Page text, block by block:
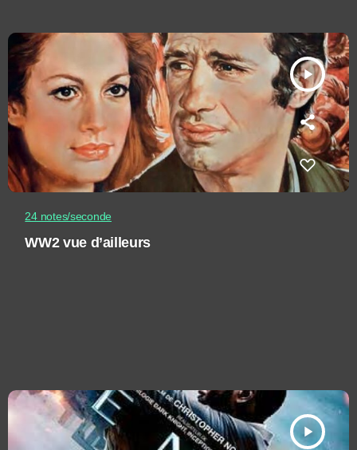
play_arrow
24 notes/seconde
WW2 vue d’ailleurs
play_arrow